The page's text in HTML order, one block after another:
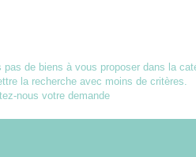
pas de biens à vous proposer dans la
la recherche avec moins de critères.
nous votre demande